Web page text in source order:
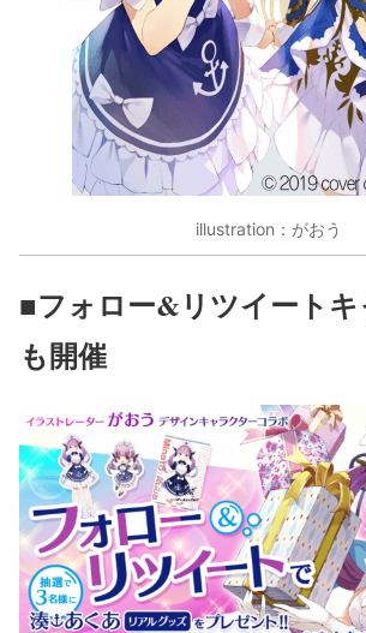
illustration：がおう
■フォロー&リツイート
も開催